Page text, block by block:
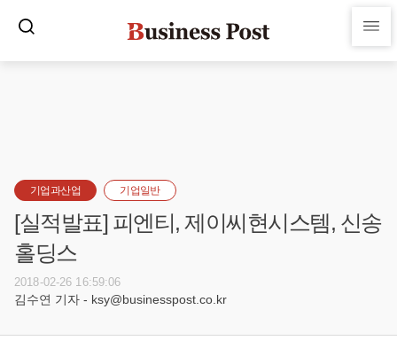
기업과산업 기업일반
[실적발표] 피엔티, 제이씨현시스템, 신송
홀딩스
2018-02-26 16:59:06
김수연 기자 - ksy@businesspost.co.kr